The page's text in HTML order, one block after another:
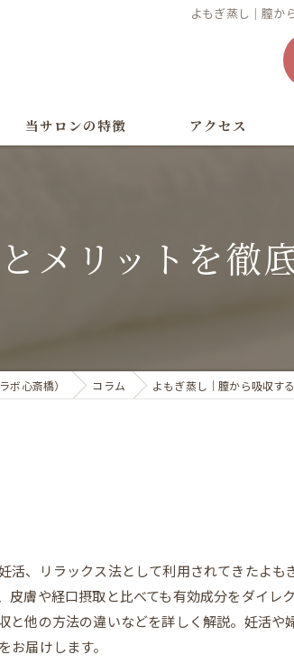
よもぎ蒸し｜膣か
当サロンの特徴
色素沈着
アクセス
メリットを徹
ボ心斎橋） コラム よもぎ蒸し｜膣から吸収す
、リラックス法として利用されてきたよも
膚や経口摂取と比べても有効成分をダイレ
他の方法の違いなどを詳しく解説。妊活や
届けします。